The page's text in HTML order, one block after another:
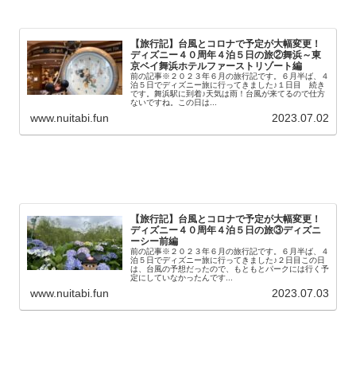
【旅行記】台風とコロナで予定が大幅変更！
ディズニー４０周年４泊５日の旅②舞浜～東
京ベイ舞浜ホテルファーストリゾート編
前の記事※２０２３年６月の旅行記です。６月半ば、４
泊５日でディズニー旅に行ってきました♪１日目 続き
です。舞浜駅に到着♪天気は雨！台風が来てるので仕方
ないですね。この日は...
www.nuitabi.fun 2023.07.02
【旅行記】台風とコロナで予定が大幅変更！
ディズニー４０周年４泊５日の旅③ディズニ
ーシー前編
前の記事※２０２３年６月の旅行記です。６月半ば、４
泊５日でディズニー旅に行ってきました♪２日目この日
は、台風の予想だったので、もともとパークには行く予
定にしていなかったんです...
www.nuitabi.fun 2023.07.03